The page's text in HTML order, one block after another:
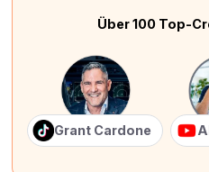
Über 100 Top-
Grant Cardone